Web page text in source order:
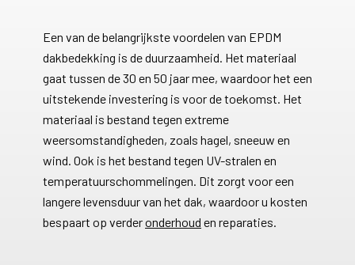
Een van de belangrijkste voordelen van EPDM
dakbedekking is de duurzaamheid. Het materiaal
gaat tussen de 30 en 50 jaar mee, waardoor het een
uitstekende investering is voor de toekomst. Het
materiaal is bestand tegen extreme
weersomstandigheden, zoals hagel, sneeuw en
wind. Ook is het bestand tegen UV-stralen en
temperatuurschommelingen. Dit zorgt voor een
langere levensduur van het dak, waardoor u kosten
bespaart op verderonderhoud en reparaties.